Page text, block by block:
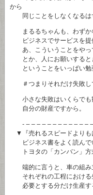
から
同じことをしなくなるは
まるるちゃんも、わずか
ビジネスでサービスを提
あ、こういうことをやっ
とか、人にお願いすると
ということをいっぱい勉
＃つまりそれだけ失敗し
小さな失敗はいくらでも
自分の財産ですから。
- – – – – – – – – – – – –
▼『売れるスピードよりも
ビジネス書をよく読んで
トヨタの「カンバン」方
端的に言うと、車の組み
それぞれの工程における
必要とする分だけ生産す